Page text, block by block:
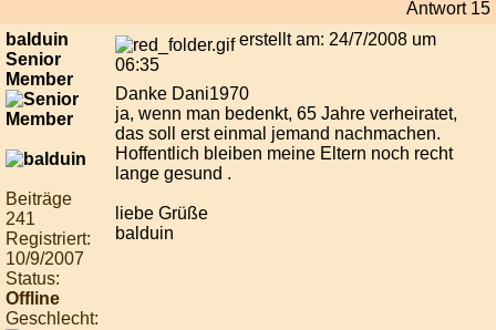
Antwort 15
balduin
Senior
Member
Beiträge
241
Registriert:
10/9/2007
Status:
Offline
Geschlecht:
erstellt am: 24/7/2008 um
06:35
Danke Dani1970
ja, wenn man bedenkt, 65 Jahre verheiratet,
das soll erst einmal jemand nachmachen.
Hoffentlich bleiben meine Eltern noch recht
lange gesund .
liebe Grüße
balduin